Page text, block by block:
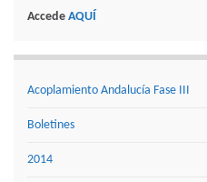
Accede AQUÍ
Acoplamiento Andalucía Fase III
Boletines
2014